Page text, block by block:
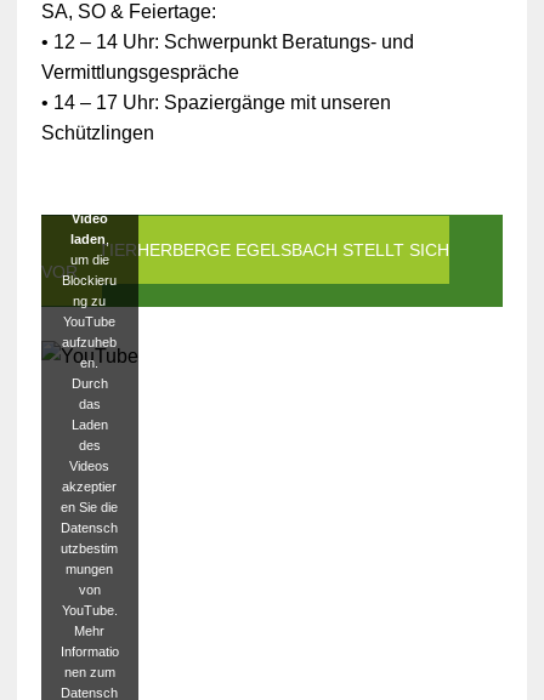
SA, SO & Feiertage:
• 12 – 14 Uhr: Schwerpunkt Beratungs- und
Vermittlungsgespräche
• 14 – 17 Uhr: Spaziergänge mit unseren
Schützlingen
DIE TIERHERBERGE EGELSBACH STELLT SICH
VOR
hen
Daten ist
die
Verbindun
g zu
blockiert
Video
laden
um die
Blockieru
ng zu
YouTube
aufzuheb
en.
Durch
das
Laden
des
Videos
akzeptier
en Sie die
Datensch
utzbestim
mungen
von
YouTube.
Mehr
Informatio
nen zum
Datensch